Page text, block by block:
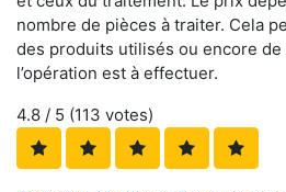
nombre de pièces à traiter. Cela
des produits utilisés ou encore
l’opération est à effectuer.
4.8 / 5 (113 votes)